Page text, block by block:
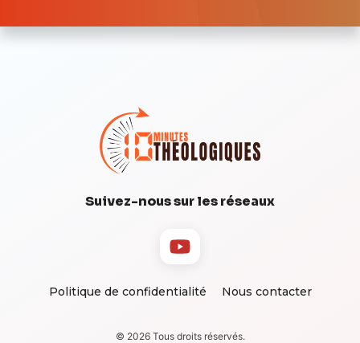
Suivez-nous sur les réseaux
Politique de confidentialité Nous contacter
© 2026 Tous droits réservés.